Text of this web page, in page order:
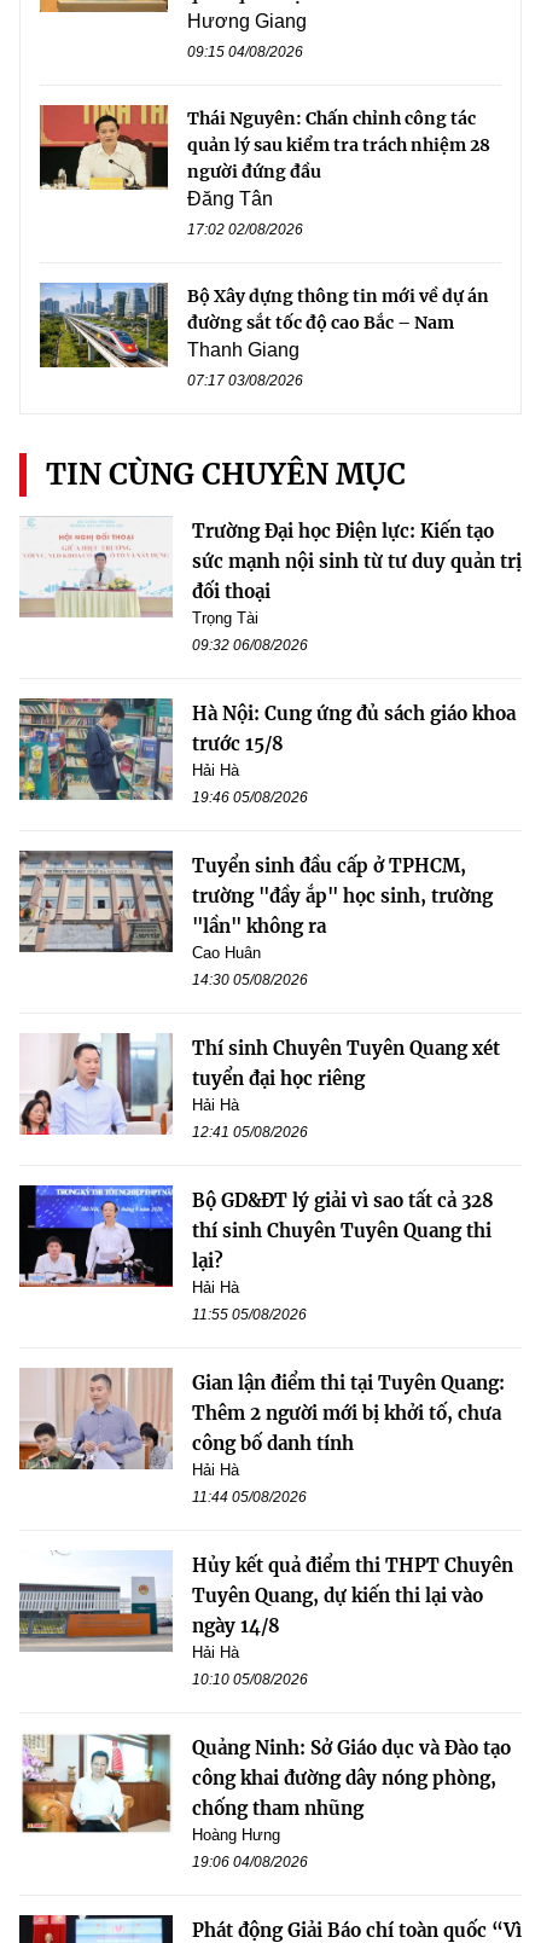
Hương Giang
09:15 04/08/2026
Thái Nguyên: Chấn chỉnh công tác
quản lý sau kiểm tra trách nhiệm 28
người đứng đầu
Đăng Tân
17:02 02/08/2026
Bộ Xây dựng thông tin mới về dự án
đường sắt tốc độ cao Bắc – Nam
Thanh Giang
07:17 03/08/2026
TIN CÙNG CHUYÊN MỤC
Trường Đại học Điện lực: Kiến tạo
sức mạnh nội sinh từ tư duy quản trị
đối thoại
Trọng Tài
09:32 06/08/2026
Hà Nội: Cung ứng đủ sách giáo khoa
trước 15/8
Hải Hà
19:46 05/08/2026
Tuyển sinh đầu cấp ở TPHCM,
trường "đầy ắp" học sinh, trường
"lần" không ra
Cao Huân
14:30 05/08/2026
Thí sinh Chuyên Tuyên Quang xét
tuyển đại học riêng
Hải Hà
12:41 05/08/2026
Bộ GD&ĐT lý giải vì sao tất cả 328
thí sinh Chuyên Tuyên Quang thi
lại?
Hải Hà
11:55 05/08/2026
Gian lận điểm thi tại Tuyên Quang:
Thêm 2 người mới bị khởi tố, chưa
công bố danh tính
Hải Hà
11:44 05/08/2026
Hủy kết quả điểm thi THPT Chuyên
Tuyên Quang, dự kiến thi lại vào
ngày 14/8
Hải Hà
10:10 05/08/2026
Quảng Ninh: Sở Giáo dục và Đào tạo
công khai đường dây nóng phòng,
chống tham nhũng
Hoàng Hưng
19:06 04/08/2026
Phát động Giải Báo chí toàn quốc “Vì